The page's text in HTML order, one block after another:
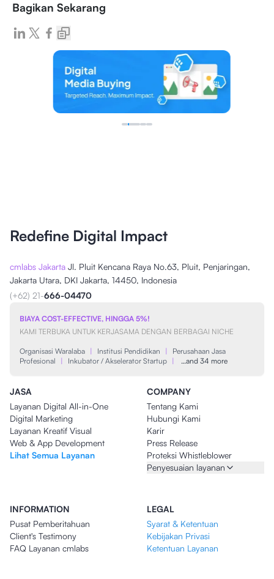
Bagikan Sekarang
Redefine Digital Impact
cmlabs Jakarta Jl. Pluit Kencana Raya No.63, Pluit, Penjaringan,
Jakarta Utara, DKI Jakarta, 14450, Indonesia
(+62) 21-666-04470
BIAYA COST-EFFECTIVE, HINGGA 5%!
KAMI TERBUKA UNTUK KERJASAMA DENGAN BERBAGAI NICHE
Organisasi Waralaba | Institusi Pendidikan |
Perusahaan Jasa
Profesional
| Inkubator / Akselerator Startup | …and 34 more
JASA
Layanan Digital All-in-One
Digital Marketing
Layanan Kreatif Visual
Web & App Development
Lihat Semua Layanan
COMPANY
Tentang Kami
Hubungi Kami
Karir
Press Release
Proteksi Whistleblower
Penyesuaian layanan
INFORMATION
Pusat Pemberitahuan
Client's Testimony
FAQ Layanan cmlabs
LEGAL
Syarat & Ketentuan
Kebijakan Privasi
Ketentuan Layanan